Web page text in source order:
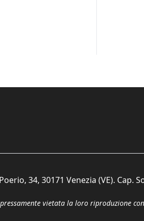
34, 30171 Venezia (VE). Cap.
vietata la loro riproduzione